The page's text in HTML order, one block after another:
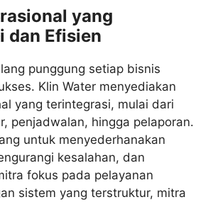
yang
dan Efisien
punggung setiap bisnis
Klin Water menyediakan
yang terintegrasi, mulai dari
penjadwalan, hingga pelaporan.
untuk menyederhanakan
kesalahan, dan
fokus pada pelayanan
sistem yang terstruktur, mitra